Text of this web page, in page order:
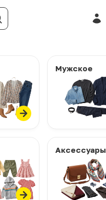
Мужское
Аксессуары